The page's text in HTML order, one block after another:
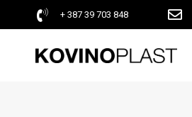
+ 387 39 703 848